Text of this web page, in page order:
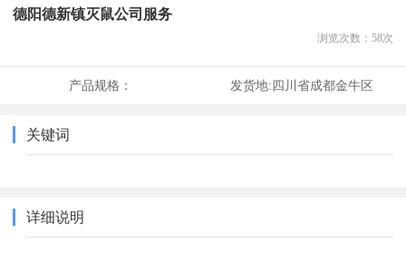
德阳德新镇灭鼠公司服务
浏览次数： 58次
产品规格： 发货地:四川省成都金牛区
关键词
详细说明